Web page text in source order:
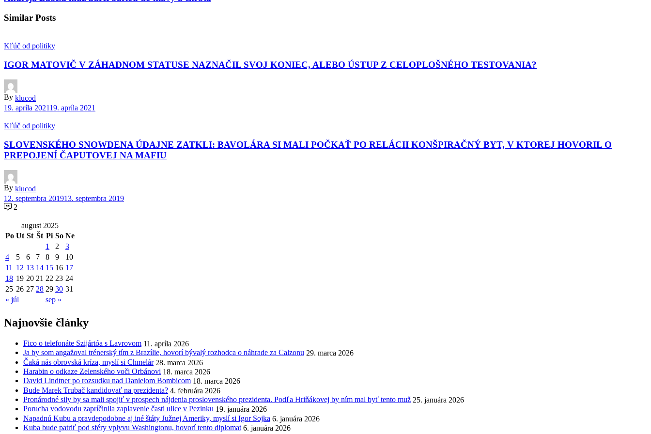
Similar Posts
Kľúč od politiky
IGOR MATOVIČ V ZÁHADNOM STATUSE NAZNAČIL SVOJ KONIEC, ALEBO ÚSTUP Z CELOPLOŠNÉHO TESTOVANIA?
By klucod
19. apríla 202119. apríla 2021
Kľúč od politiky
SLOVENSKÉHO SNOWDENA ÚDAJNE ZATKLI: BAVOLÁRA SI MALI POČKAŤ PO RELÁCII KONŠPIRAČNÝ BYT, V KTOREJ HOVORIL O
PREPOJENÍ ČAPUTOVEJ NA MAFIU
By klucod
12. septembra 201913. septembra 2019
2
august 2025
Po Ut St Št Pi So Ne
« júl sep »
1 2
3
4
5 6 7 8 9
10
11
12 13 14 15 16 17
18 19 20 21 22 23 24
25 26 27 28 29 30 31
Najnovšie články
Fico o telefonáte Szijártóa s Lavrovom 11. apríla 2026
Ja by som angažoval trénerský tím z Brazílie, hovorí bývalý rozhodca o náhrade za Calzonu 29. marca 2026
Čaká nás obrovská kríza, myslí si Chmelár 28. marca 2026
Harabin o odkaze Zelenského voči Orbánovi 18. marca 2026
David Lindtner po rozsudku nad Danielom Bombicom 18. marca 2026
Bude Marek Trubač kandidovať na prezidenta? 4. februára 2026
Pronárodné sily by sa mali spojiť v prospech nájdenia proslovenského prezidenta. Podľa Hriňákovej by ním mal byť tento muž 25. januára 2026
Porucha vodovodu zapríčinila zaplavenie časti ulice v Pezinku 19. januára 2026
Napadnú Kubu a pravdepodobne aj iné štáty Južnej Ameriky, myslí si Igor Sojka 6. januára 2026
Kuba bude patriť pod sféry vplyvu Washingtonu, hovorí tento diplomat 6. januára 2026